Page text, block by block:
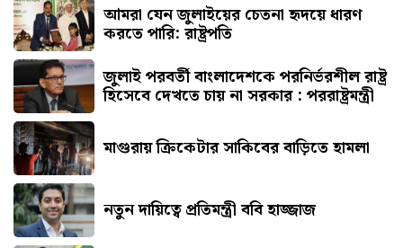
আমরা যেন জুলাইয়ের চেতনা হৃদয়ে ধারণ
করতে পারি: রাষ্ট্রপতি
জুলাই পরবর্তী বাংলাদেশকে পরনির্ভরশীল রাষ্ট্র
হিসেবে দেখতে চায় না সরকার : পররাষ্ট্রমন্ত্রী
মাগুরায় ক্রিকেটার সাকিবের বাড়িতে হামলা
নতুন দায়িত্বে প্রতিমন্ত্রী ববি হাজ্জাজ